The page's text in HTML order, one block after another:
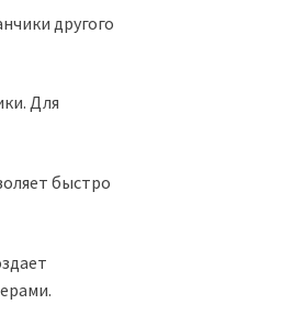
другого
Для
быстро